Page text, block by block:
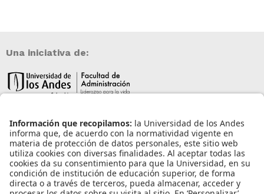
Una iniciativa de:
Información de contacto
info@aneia.edu.co
Bogotá, Colombia